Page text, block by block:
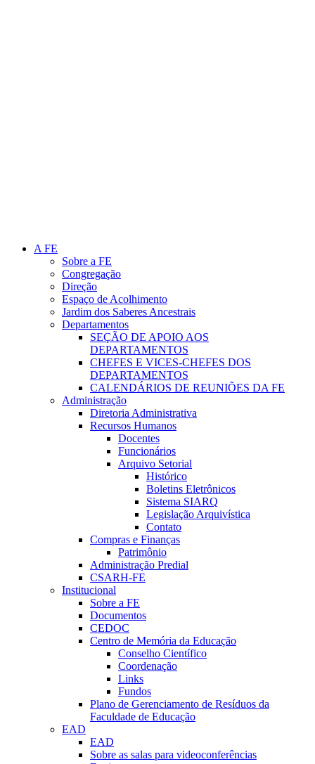
A FE
Sobre a FE
Congregação
Direção
Espaço de Acolhimento
Jardim dos Saberes Ancestrais
Departamentos
SEÇÃO DE APOIO AOS
DEPARTAMENTOS
CHEFES E VICES-CHEFES DOS
DEPARTAMENTOS
CALENDÁRIOS DE REUNIÕES DA FE
Administração
Diretoria Administrativa
Recursos Humanos
Docentes
Funcionários
Arquivo Setorial
Histórico
Boletins Eletrônicos
Sistema SIARQ
Legislação Arquivística
Contato
Compras e Finanças
Patrimônio
Administração Predial
CSARH-FE
Institucional
Sobre a FE
Documentos
CEDOC
Centro de Memória da Educação
Conselho Científico
Coordenação
Links
Fundos
Plano de Gerenciamento de Resíduos da
Faculdade de Educação
EAD
EAD
Sobre as salas para videoconferências